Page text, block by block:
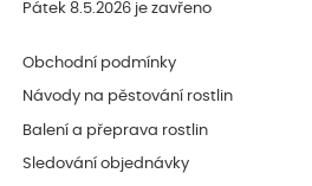
Pátek 8.5.2026 je zavřeno
Obchodní podmínky
Návody na pěstování rostlin
Balení a přeprava rostlin
Sledování objednávky